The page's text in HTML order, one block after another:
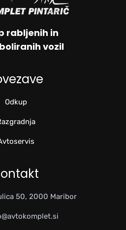
rabljenih in
vozil
Odkup
50, 2000 Maribor